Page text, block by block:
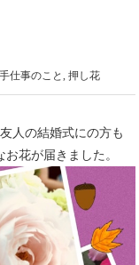
手仕事のこと , 押し花
人の結婚式にの方も
花が届きました。